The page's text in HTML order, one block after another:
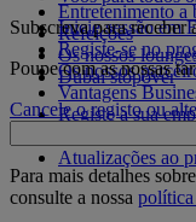
Entretenimento a
Refeições
Os nossos
Dubai stopover
Inicie sessão em
Registe-se no
Os nossos
Vantagens
Registe a sua
Regras do
Atualizações ao
Subscreva para receber
Poupe com as nossas
Cancele o registo ou
Para mais detalhes
consulte a nossa